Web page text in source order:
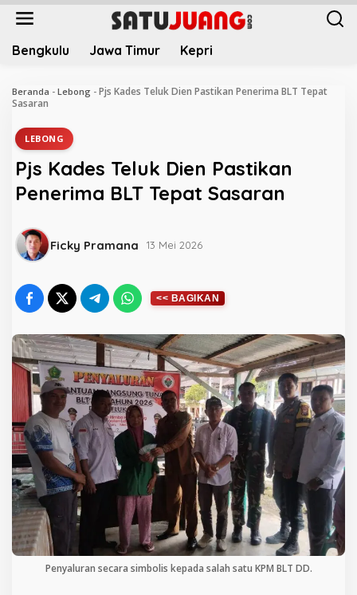
L
Bengkulu Jawa Timur Kepri
Beranda - Lebong - Pjs Kades Teluk Dien Pastikan Penerima BLT Tepat
Sasaran
LEBONG
Pjs Kades Teluk Dien Pastikan
Penerima BLT Tepat Sasaran
Ficky Pramana 13 Mei 2026
Penyaluran secara simbolis kepada salah satu KPM BLT DD.